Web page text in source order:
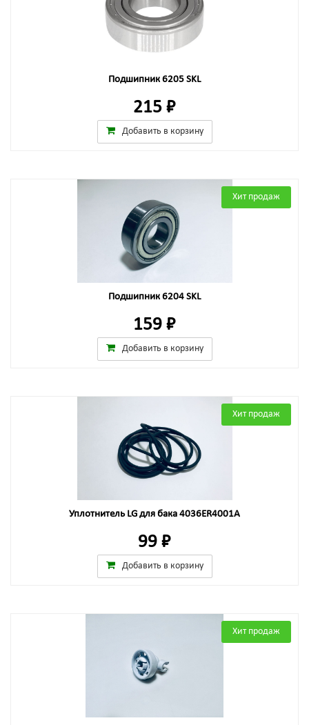
Подшипник 6205 SKL
215 ₽
Добавить в корзину
Хит продаж
Подшипник 6204 SKL
159 ₽
Добавить в корзину
Хит продаж
Уплотнитель LG для бака 4036ER4001A
99 ₽
Добавить в корзину
Хит продаж